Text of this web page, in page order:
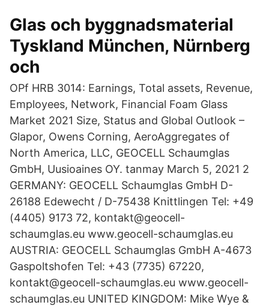
Glas och byggnadsmaterial
Tyskland München, Nürnberg
och
OPf HRB 3014: Earnings, Total assets, Revenue,
Employees, Network, Financial Foam Glass
Market 2021 Size, Status and Global Outlook –
Glapor, Owens Corning, AeroAggregates of
North America, LLC, GEOCELL Schaumglas
GmbH, Uusioaines OY. tanmay March 5, 2021 2
GERMANY: GEOCELL Schaumglas GmbH D-
26188 Edewecht / D-75438 Knittlingen Tel: +49
(4405) 9173 72, kontakt@geocell-
schaumglas.eu www.geocell-schaumglas.eu
AUSTRIA: GEOCELL Schaumglas GmbH A-4673
Gaspoltshofen Tel: +43 (7735) 67220,
kontakt@geocell-schaumglas.eu www.geocell-
schaumglas.eu UNITED KINGDOM: Mike Wye &